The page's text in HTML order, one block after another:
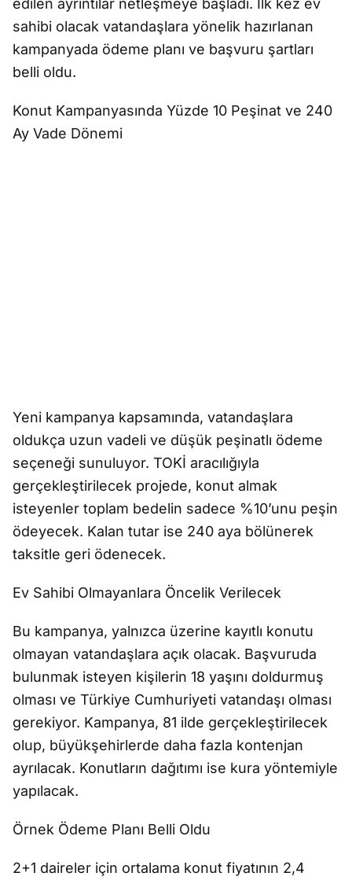
edilen ayrıntılar netleşmeye başladı. İlk kez ev
sahibi olacak vatandaşlara yönelik hazırlanan
kampanyada ödeme planı ve başvuru şartları
belli oldu.
Konut Kampanyasında Yüzde 10 Peşinat ve 240
Ay Vade Dönemi
Yeni kampanya kapsamında, vatandaşlara
oldukça uzun vadeli ve düşük peşinatlı ödeme
seçeneği sunuluyor. TOKİ aracılığıyla
gerçekleştirilecek projede, konut almak
isteyenler toplam bedelin sadece %10’unu peşin
ödeyecek. Kalan tutar ise 240 aya bölünerek
taksitle geri ödenecek.
Ev Sahibi Olmayanlara Öncelik Verilecek
Bu kampanya, yalnızca üzerine kayıtlı konutu
olmayan vatandaşlara açık olacak. Başvuruda
bulunmak isteyen kişilerin 18 yaşını doldurmuş
olması ve Türkiye Cumhuriyeti vatandaşı olması
gerekiyor. Kampanya, 81 ilde gerçekleştirilecek
olup, büyükşehirlerde daha fazla kontenjan
ayrılacak. Konutların dağıtımı ise kura yöntemiyle
yapılacak.
Örnek Ödeme Planı Belli Oldu
2+1 daireler için ortalama konut fiyatının 2,4